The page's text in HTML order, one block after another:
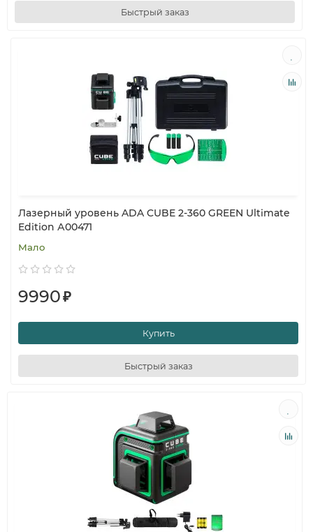
Быстрый заказ
Лазерный уровень ADA CUBE 2-360 GREEN Ultimate
Edition А00471
Мало
9990₽
Купить
Быстрый заказ